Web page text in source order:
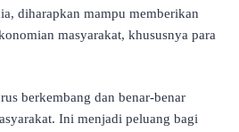
diharapkan mampu memberikan
masyarakat, khususnya para
berkembang dan benar-benar
Ini menjadi peluang bagi